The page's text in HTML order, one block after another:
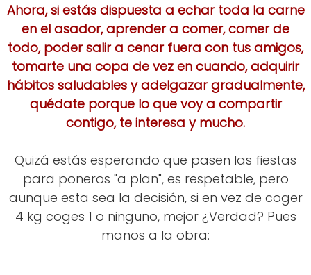
Ahora, si estás dispuesta a echar toda la carne
en el asador, aprender a comer, comer de
todo, poder salir a cenar fuera con tus amigos,
tomarte una copa de vez en cuando, adquirir
hábitos saludables y adelgazar gradualmente,
quédate porque lo que voy a compartir
contigo, te interesa y mucho.
Quizá estás esperando que pasen las fiestas
para poneros "a plan", es respetable, pero
aunque esta sea la decisión, si en vez de coger
4 kg coges 1 o ninguno, mejor ¿Verdad? Pues
manos a la obra: